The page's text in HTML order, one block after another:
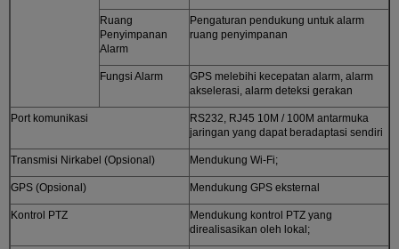
Ruang
Penyimpanan
Alarm
Pengaturan pendukung untuk alarm
ruang penyimpanan
Fungsi Alarm
GPS melebihi kecepatan alarm, alarm
akselerasi, alarm deteksi gerakan
Port komunikasi
RS232, RJ45 10M / 100M antarmuka
jaringan yang dapat beradaptasi sendiri
Transmisi Nirkabel (Opsional) Mendukung Wi-Fi;
GPS (Opsional) Mendukung GPS eksternal
Kontrol PTZ
Mendukung kontrol PTZ yang
direalisasikan oleh lokal;